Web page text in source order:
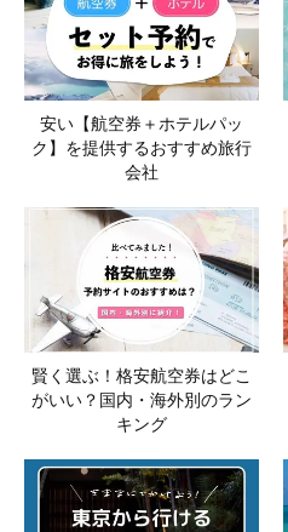
安い【航空券＋ホテルパッ
ク】を提供するおすすめ旅行
会社
賢く選ぶ！格安航空券はどこ
がいい？国内・海外別のラン
キング